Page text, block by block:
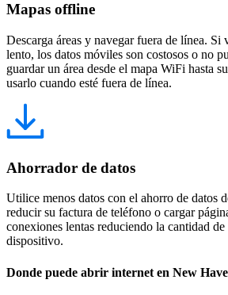
Mapas offline
Descarga áreas y navegar fuera de línea. Si
lento, los datos móviles son costosos o no
guardar un área desde el mapa WiFi hasta
usarlo cuando esté fuera de línea.
Ahorrador de datos
Utilice menos datos con el ahorro de datos
reducir su factura de teléfono o cargar
conexiones lentas reduciendo la cantidad
dispositivo.
Donde puede abrir internet en New